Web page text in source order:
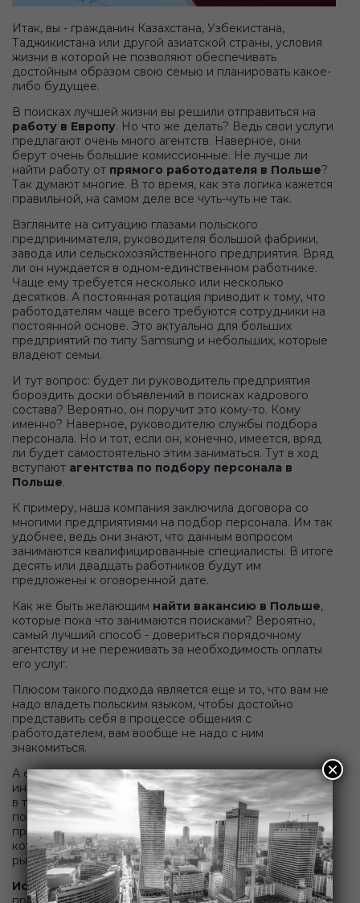
Итак, вы - гражданин Казахстана, Узбекистана,
Таджикистана или другой азиатской страны, условия
жизни в которой не позволяют обеспечивать
достойным образом свою семью и планировать какое-
либо будущее.
В поисках лучшей жизни вы решили отправиться на
работу в Европу. Но что же делать? Ведь свои услуги
предлагают очень много агентств. Наверное, они
берут очень большие комиссионные. Не лучше ли
найти работу от прямого работодателя в Польше?
Так думают многие. В то время, как эта логика кажется
правильной, на самом деле все чуть-чуть не так.
Взгляните на ситуацию глазами польского
предпринимателя, руководителя большой фабрики,
завода или сельскохозяйственного предприятия. Вряд
ли он нуждается в одном-единственном работнике.
Чаще ему требуется несколько или несколько
десятков. А постоянная ротация приводит к тому, что
работодателям чаще всего требуются сотрудники на
постоянной основе. Это актуально для больших
предприятий по типу Samsung и небольших, которые
владеют семьи.
И тут вопрос: будет ли руководитель предприятия
бороздить доски объявлений в поисках кадрового
состава? Вероятно, он поручит это кому-то. Кому
именно? Наверное, руководителю службы подбора
персонала. Но и тот, если он, конечно, имеется, вряд
ли будет самостоятельно этим заниматься. Тут в ход
вступают агентства по подбору персонала в
Польше.
К примеру, наша компания заключила договора со
многими предприятиями на подбор персонала. Им так
удобнее, ведь они знают, что данным вопросом
занимаются квалифицированные специалисты. В итоге
десять или двадцать работников будут им
предложены к оговоренной дате.
Как же быть желающим найти вакансию в Польше,
которые пока что занимаются поисками? Вероятно,
самый лучший способ - довериться порядочному
агентству и не переживать за необходимость оплаты
его услуг.
Плюсом такого подхода является еще и то, что вам не
надо владеть польским языком, чтобы достойно
представить себя в процессе общения с
работодателем, вам вообще не надо с ним
знакомиться.
А если вдруг случится, что вам удастся найти
интересную вакансию, то как вы можете быть уверены
в том, что она опубликована на самом деле
порядочным человеком? Вполне возможно, это не
представитель бизнеса, а мошенник или агентство,
которое вообще не имеет никакого отношения к
рынку трудоустройства.
Искать работу в Польше, безусловно, надо. Ведь в
×